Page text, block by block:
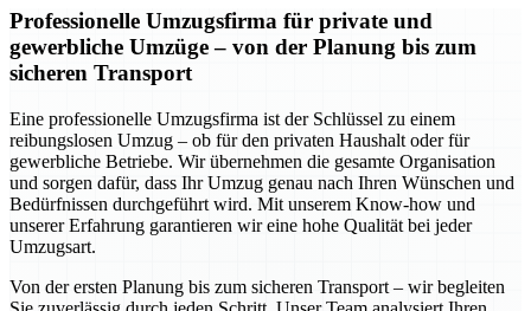
Professionelle Umzugsfirma für private und
gewerbliche Umzüge – von der Planung bis zum
sicheren Transport
Eine professionelle Umzugsfirma ist der Schlüssel zu einem
reibungslosen Umzug – ob für den privaten Haushalt oder für
gewerbliche Betriebe. Wir übernehmen die gesamte Organisation
und sorgen dafür, dass Ihr Umzug genau nach Ihren Wünschen und
Bedürfnissen durchgeführt wird. Mit unserem Know-how und
unserer Erfahrung garantieren wir eine hohe Qualität bei jeder
Umzugsart.
Von der ersten Planung bis zum sicheren Transport – wir begleiten